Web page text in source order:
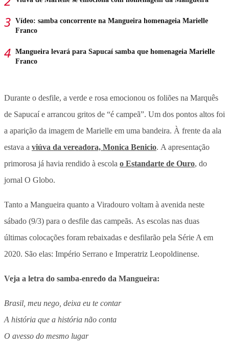
Vídeo: samba concorrente na Mangueira homenageia Marielle
Franco
Mangueira levará para Sapucaí samba que homenageia Marielle
Franco
Durante o desfile, a verde e rosa emocionou os foliões na Marquês
de Sapucaí e arrancou gritos de “é campeã”. Um dos pontos altos foi
a aparição da imagem de Marielle em uma bandeira. À frente da ala
estava a viúva da vereadora, Monica Benicio. A apresentação
primorosa já havia rendido à escola o Estandarte de Ouro, do
jornal O Globo.
Tanto a Mangueira quanto a Viradouro voltam à avenida neste
sábado (9/3) para o desfile das campeãs. As escolas nas duas
últimas colocações foram rebaixadas e desfilarão pela Série A em
2020. São elas: Império Serrano e Imperatriz Leopoldinense.
Veja a letra do samba-enredo da Mangueira:
Brasil, meu nego, deixa eu te contar
A história que a história não conta
O avesso do mesmo lugar